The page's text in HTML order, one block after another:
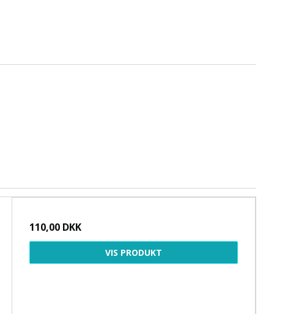
110,00 DKK
VIS PRODUKT